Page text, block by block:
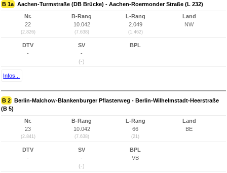
B 1a Aachen-Turmstraße (DB Brücke) - Aachen-Roermonder Straße (L 232)
Nr.
22
(2.826)
B-Rang
10.042
(7.638)
L-Rang
2.049
(1.462)
Land
NW
DTV
-
SV
-
(-)
BPL
Infos...
B 2 Berlin-Malchow-Blankenburger Pflasterweg - Berlin-Wilhelmstadt-Heerstraße
(B 5)
Nr.
23
(2.841)
B-Rang
10.042
(7.638)
L-Rang
66
(21)
Land
BE
DTV
-
SV
-
(-)
BPL
VB